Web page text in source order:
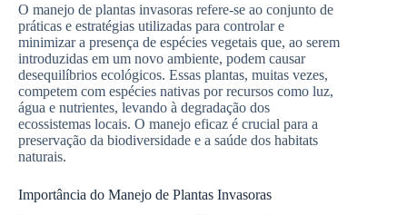
O manejo de plantas invasoras refere-se ao conjunto de
práticas e estratégias utilizadas para controlar e
minimizar a presença de espécies vegetais que, ao serem
introduzidas em um novo ambiente, podem causar
desequilíbrios ecológicos. Essas plantas, muitas vezes,
competem com espécies nativas por recursos como luz,
água e nutrientes, levando à degradação dos
ecossistemas locais. O manejo eficaz é crucial para a
preservação da biodiversidade e a saúde dos habitats
naturais.
Importância do Manejo de Plantas Invasoras